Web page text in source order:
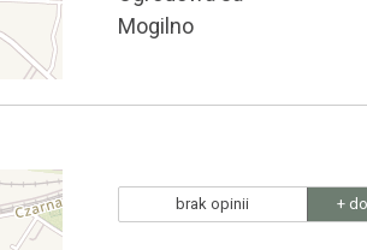
Mogilno
brak opinii +